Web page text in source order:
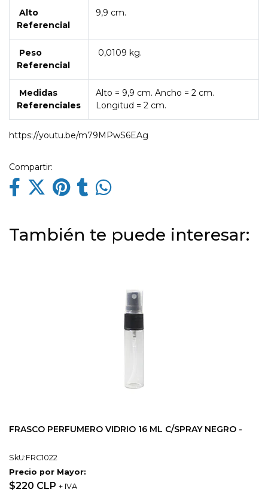
Alto
Referencial
9,9 cm.
Peso
Referencial
0,0109 kg.
Medidas
Referenciales
Alto = 9,9 cm. Ancho = 2 cm.
Longitud = 2 cm.
https://youtu.be/m79MPwS6EAg
Compartir:
También te puede interesar:
FRASCO PERFUMERO VIDRIO 16 ML C/SPRAY NEGRO -
SkU:FRC1022
Precio por Mayor:
$220 CLP + IVA